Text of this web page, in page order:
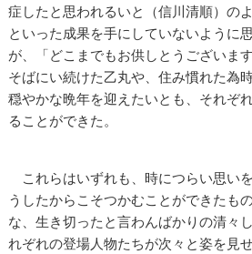
症したと思われるいと（信川清順）の
といった成果を手にしていないように
が、「どこまでもお供しとうございま
そばにい続けた乙丸や、住み慣れた為
穏やかな晩年を迎えたいとも、それぞ
ることができた。
これらはいずれも、時につらい思い
うしたからこそつかむことができたも
な、生き切ったと言わんばかりの清々
れぞれの登場人物たちが次々と姿を見